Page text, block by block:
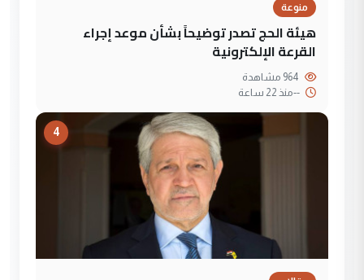
منوعة
هيئة الحج تصدر توضيحاً بشأن موعد إجراء
القرعة الإلكترونية
--منذ 22 ساعة
4